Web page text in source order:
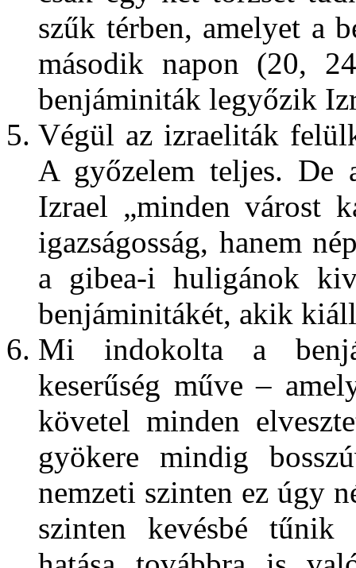
szűk térben, amelyet a
második napon (20,
benjáminiták legyőzik
Végül az izraeliták
A győzelem teljes. De
Izrael „minden várost
igazságosság, hanem
a gibea-i huligánok
benjáminitákét, akik
Mi indokolta a
keserűség műve –
követel minden
gyökere mindig
nemzeti szinten ez úgy
szinten kevésbé tűnik